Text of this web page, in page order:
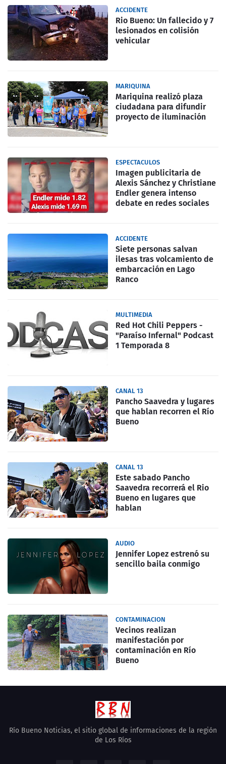
ACCIDENTE
Rio Bueno: Un fallecido y 7
lesionados en colisión
vehicular
MARIQUINA
Mariquina realizó plaza
ciudadana para difundir
proyecto de iluminación
ESPECTACULOS
Imagen publicitaria de
Alexis Sánchez y Christiane
Endler genera intenso
debate en redes sociales
ACCIDENTE
Siete personas salvan
ilesas tras volcamiento de
embarcación en Lago
Ranco
MULTIMEDIA
Red Hot Chili Peppers -
"Paraíso Infernal" Podcast
1 Temporada 8
CANAL 13
Pancho Saavedra y lugares
que hablan recorren el Río
Bueno
CANAL 13
Este sabado Pancho
Saavedra recorrerá el Rio
Bueno en lugares que
hablan
AUDIO
Jennifer Lopez estrenó su
sencillo baila conmigo
CONTAMINACION
Vecinos realizan
manifestación por
contaminación en Río
Bueno
Río Bueno Noticias, el sitio global de informaciones de la región
de Los Ríos